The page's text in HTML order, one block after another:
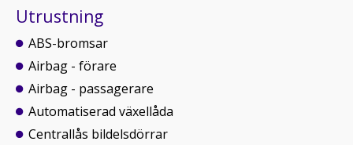
Utrustning
ABS-bromsar
Airbag - förare
Airbag - passagerare
Automatiserad växellåda
Centrallås bildelsdörrar